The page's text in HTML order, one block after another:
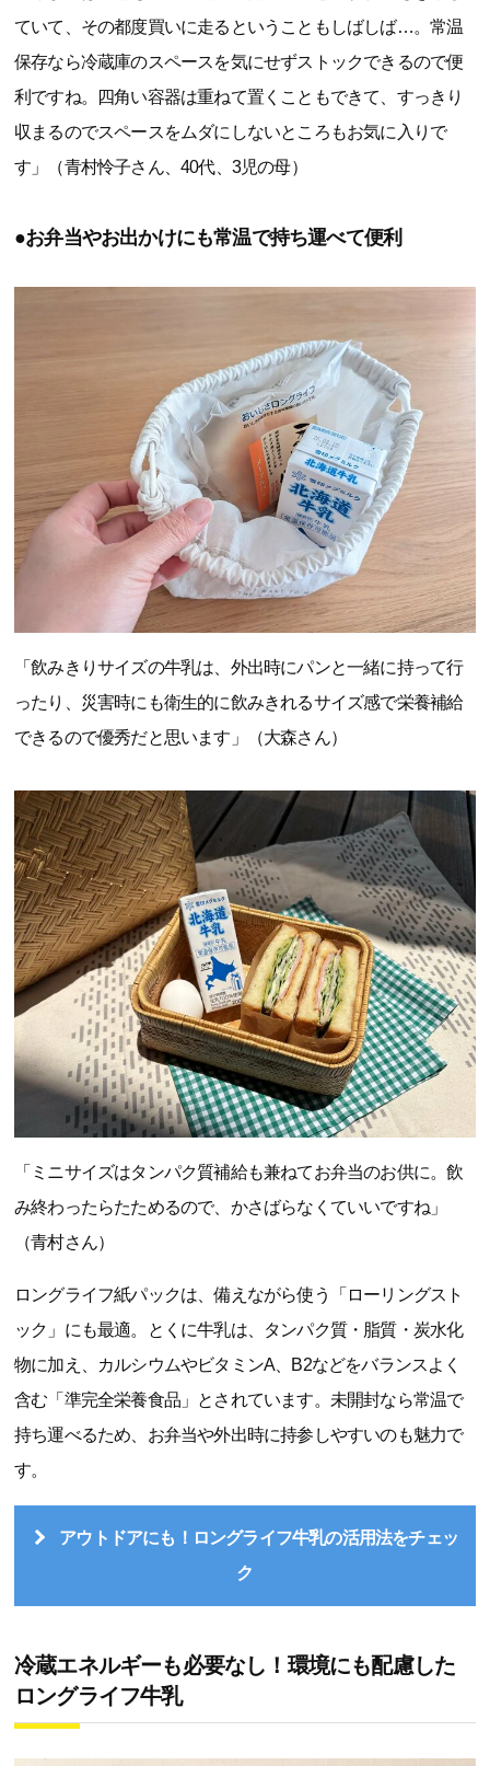
ていて、その都度買いに走るということもしばしば…。常温
保存なら冷蔵庫のスペースを気にせずストックできるので便
利ですね。四角い容器は重ねて置くこともできて、すっきり
収まるのでスペースをムダにしないところもお気に入りで
す」（青村怜子さん、40代、3児の母）
●お弁当やお出かけにも常温で持ち運べて便利
「飲みきりサイズの牛乳は、外出時にパンと一緒に持って行
ったり、災害時にも衛生的に飲みきれるサイズ感で栄養補給
できるので優秀だと思います」（大森さん）
「ミニサイズはタンパク質補給も兼ねてお弁当のお供に。飲
み終わったらたためるので、かさばらなくていいですね」
（青村さん）
ロングライフ紙パックは、備えながら使う「ローリングスト
ック」にも最適。とくに牛乳は、タンパク質・脂質・炭水化
物に加え、カルシウムやビタミンA、B2などをバランスよく
含む「準完全栄養食品」とされています。未開封なら常温で
持ち運べるため、お弁当や外出時に持参しやすいのも魅力で
す。
アウトドアにも！ロングライフ牛乳の活用法をチェッ
ク
冷蔵エネルギーも必要なし！環境にも配慮した
ロングライフ牛乳